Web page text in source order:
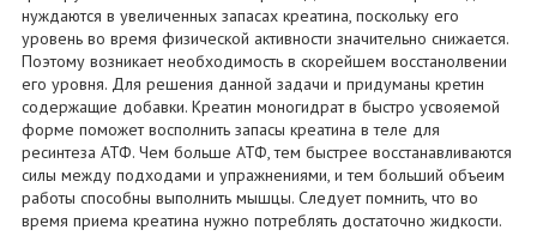
нуждаются в увеличенных запасах креатина, поскольку его
уровень во время физической активности значительно снижается.
Поэтому возникает необходимость в скорейшем восстанолвении
его уровня. Для решения данной задачи и придуманы кретин
содержащие добавки. Креатин моногидрат в быстро усвояемой
форме поможет восполнить запасы креатина в теле для
ресинтеза АТФ. Чем больше АТФ, тем быстрее восстанавливаются
силы между подходами и упражнениями, и тем больший объеим
работы способны выполнить мышцы. Следует помнить, что во
время приема креатина нужно потреблять достаточно жидкости.